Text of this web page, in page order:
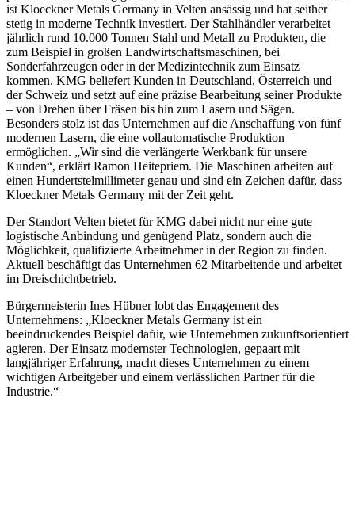
ist Kloeckner Metals Germany in Velten ansässig und hat seither
stetig in moderne Technik investiert. Der Stahlhändler verarbeitet
jährlich rund 10.000 Tonnen Stahl und Metall zu Produkten, die
zum Beispiel in großen Landwirtschaftsmaschinen, bei
Sonderfahrzeugen oder in der Medizintechnik zum Einsatz
kommen. KMG beliefert Kunden in Deutschland, Österreich und
der Schweiz und setzt auf eine präzise Bearbeitung seiner Produkte
– von Drehen über Fräsen bis hin zum Lasern und Sägen.
Besonders stolz ist das Unternehmen auf die Anschaffung von fünf
modernen Lasern, die eine vollautomatische Produktion
ermöglichen. „Wir sind die verlängerte Werkbank für unsere
Kunden“, erklärt Ramon Heitepriem. Die Maschinen arbeiten auf
einen Hundertstelmillimeter genau und sind ein Zeichen dafür, dass
Kloeckner Metals Germany mit der Zeit geht.
Der Standort Velten bietet für KMG dabei nicht nur eine gute
logistische Anbindung und genügend Platz, sondern auch die
Möglichkeit, qualifizierte Arbeitnehmer in der Region zu finden.
Aktuell beschäftigt das Unternehmen 62 Mitarbeitende und arbeitet
im Dreischichtbetrieb.
Bürgermeisterin Ines Hübner lobt das Engagement des
Unternehmens: „Kloeckner Metals Germany ist ein
beeindruckendes Beispiel dafür, wie Unternehmen zukunftsorientiert
agieren. Der Einsatz modernster Technologien, gepaart mit
langjähriger Erfahrung, macht dieses Unternehmen zu einem
wichtigen Arbeitgeber und einem verlässlichen Partner für die
Industrie.“